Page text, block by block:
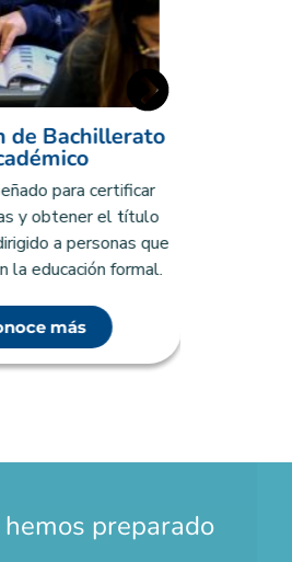
de Bachillerato
para certificar
y obtener el título
a personas que
la educación formal.
más
preparado